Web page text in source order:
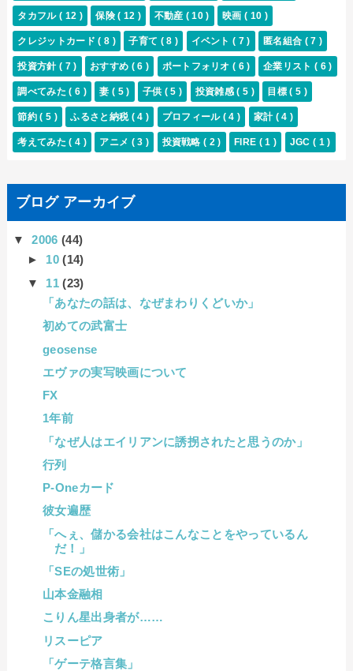
タカフル( 12 ) 保険( 12 ) 不動産 ( 10 ) 映画( 10 )
クレジットカード( 8 ) 子育て ( 8 ) イベント( 7 ) 匿名組合 ( 7 )
投資方針( 7 ) おすすめ ( 6 ) ポートフォリオ( 6 ) 企業リスト ( 6 )
調べてみた( 6 ) 妻 ( 5 ) 子供 ( 5 ) 投資雑感( 5 ) 目標( 5 )
節約( 5 ) ふるさと納税 ( 4 ) プロフィール ( 4 ) 家計 ( 4 )
考えてみた( 4 ) アニメ ( 3 ) 投資戦略( 2 ) FIRE ( 1 ) JGC ( 1 )
ブログ アーカイブ
▼2006(44)
► 10(14)
▼ 11(23)
「あなたの話は、なぜまわりくどいか」
初めての武富士
geosense
エヴァの実写映画について
FX
1年前
「なぜ人はエイリアンに誘拐されたと思うのか」
行列
P-Oneカード
彼女遍歴
「へぇ、儲かる会社はこんなことをやっているん
だ！」
「SEの処世術」
山本金融相
こりん星出身者が……
リスーピア
「ゲーテ格言集」